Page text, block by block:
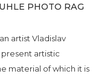
PHOTO RAG
artist Vladislav
artistic
material of which it is